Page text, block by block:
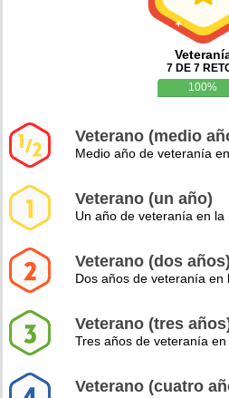
7 DE 7
100%
Veterano (medio
Medio año de veteranía
Veterano (un año)
Un año de veteranía en la
Veterano (dos años)
Dos años de veteranía en
Veterano (tres
Tres años de veteranía
Veterano (cuatro